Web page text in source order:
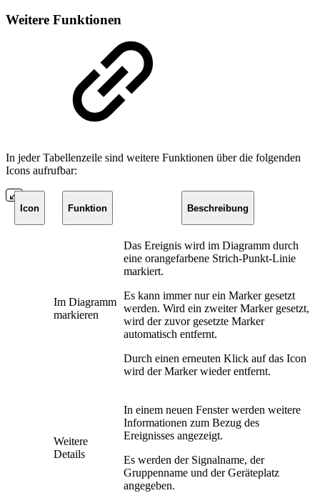
Weitere Funktionen
In jeder Tabellenzeile sind weitere Funktionen über die folgenden
Icons aufrufbar:
Icon Funktion Beschreibung
Im Diagramm
markieren
Das Ereignis wird im Diagramm durch
eine orangefarbene Strich-Punkt-Linie
markiert.
Es kann immer nur ein Marker gesetzt
werden. Wird ein zweiter Marker gesetzt,
wird der zuvor gesetzte Marker
automatisch entfernt.
Durch einen erneuten Klick auf das Icon
wird der Marker wieder entfernt.
Weitere
Details
In einem neuen Fenster werden weitere
Informationen zum Bezug des
Ereignisses angezeigt.
Es werden der Signalname, der
Gruppenname und der Geräteplatz
angegeben.